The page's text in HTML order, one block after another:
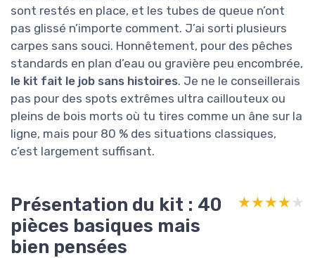
sont restés en place, et les tubes de queue n’ont
pas glissé n’importe comment. J’ai sorti plusieurs
carpes sans souci. Honnêtement, pour des pêches
standards en plan d’eau ou gravière peu encombrée,
le kit fait le job sans histoires. Je ne le conseillerais
pas pour des spots extrêmes ultra caillouteux ou
pleins de bois morts où tu tires comme un âne sur la
ligne, mais pour 80 % des situations classiques,
c’est largement suffisant.
Présentation du kit : 40
pièces basiques mais
bien pensées
★★★★★
★★★★★